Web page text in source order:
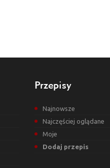
Przepisy
Najnowsze
Najczęściej oglądane
Moje
Dodaj przepis